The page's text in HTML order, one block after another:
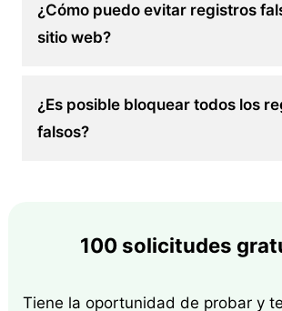
¿Cómo puedo evitar registros
sitio web?
¿Es posible bloquear todos los
falsos?
100 solicitudes
Tiene la oportunidad de probar y